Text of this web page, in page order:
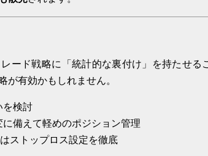
ード戦略に「統計的な裏付け」を持たせる
が有効かもしれません。
を検討
備えて軽めのポジション管理
ストップロス設定を徹底